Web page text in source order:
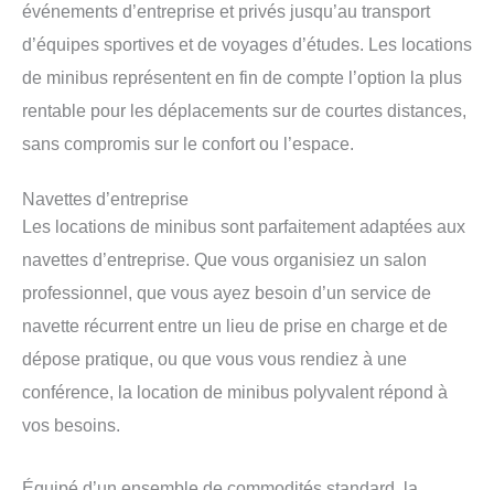
événements d’entreprise et privés jusqu’au transport
d’équipes sportives et de voyages d’études. Les locations
de minibus représentent en fin de compte l’option la plus
rentable pour les déplacements sur de courtes distances,
sans compromis sur le confort ou l’espace.
Navettes d’entreprise
Les locations de minibus sont parfaitement adaptées aux
navettes d’entreprise. Que vous organisiez un salon
professionnel, que vous ayez besoin d’un service de
navette récurrent entre un lieu de prise en charge et de
dépose pratique, ou que vous vous rendiez à une
conférence, la location de minibus polyvalent répond à
vos besoins.